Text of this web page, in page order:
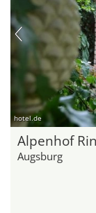
hotel.de
Alpenhof
Augsburg